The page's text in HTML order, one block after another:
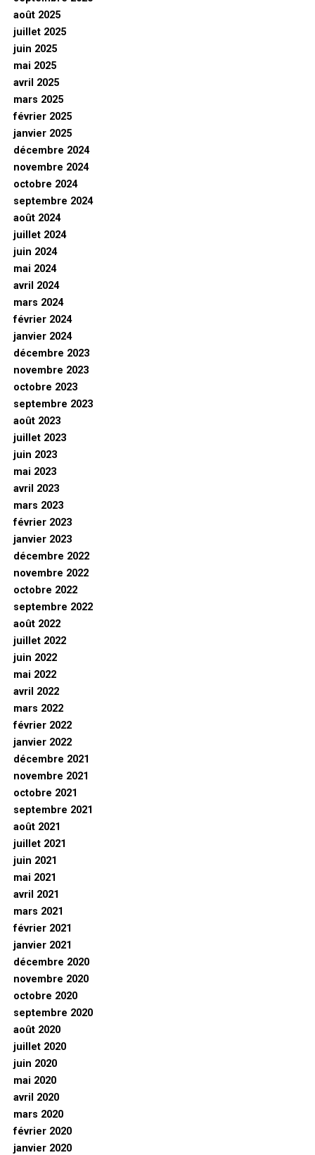
août 2025
juillet 2025
juin 2025
mai 2025
avril 2025
mars 2025
février 2025
janvier 2025
décembre 2024
novembre 2024
octobre 2024
septembre 2024
août 2024
juillet 2024
juin 2024
mai 2024
avril 2024
mars 2024
février 2024
janvier 2024
décembre 2023
novembre 2023
octobre 2023
septembre 2023
août 2023
juillet 2023
juin 2023
mai 2023
avril 2023
mars 2023
février 2023
janvier 2023
décembre 2022
novembre 2022
octobre 2022
septembre 2022
août 2022
juillet 2022
juin 2022
mai 2022
avril 2022
mars 2022
février 2022
janvier 2022
décembre 2021
novembre 2021
octobre 2021
septembre 2021
août 2021
juillet 2021
juin 2021
mai 2021
avril 2021
mars 2021
février 2021
janvier 2021
décembre 2020
novembre 2020
octobre 2020
septembre 2020
août 2020
juillet 2020
juin 2020
mai 2020
avril 2020
mars 2020
février 2020
janvier 2020